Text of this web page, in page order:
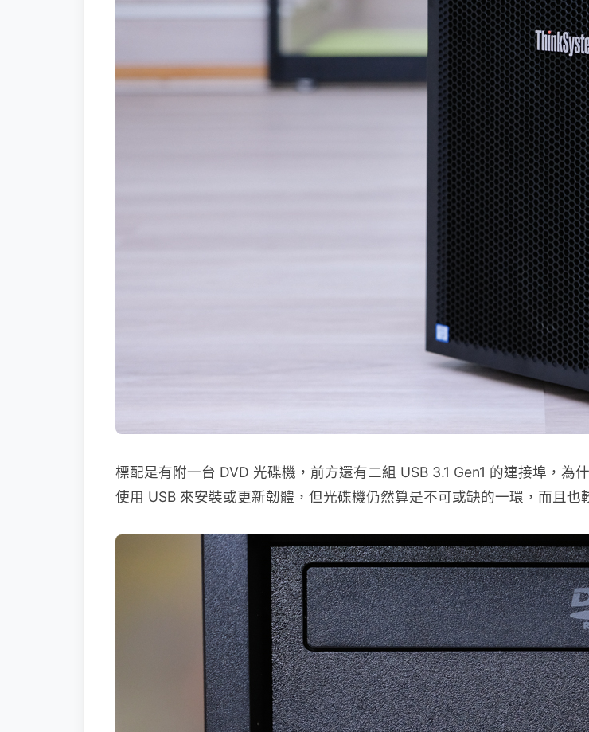
標配是有附一台 DVD 光碟機，前方還有二組 USB 3.1 Gen1 的連接埠，
使用 USB 來安裝或更新韌體，但光碟機仍然算是不可或缺的一環，而且